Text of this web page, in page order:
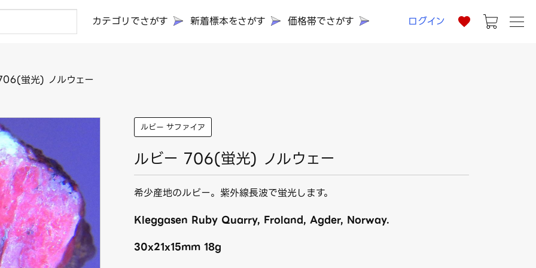
カテゴリでさがす 新着標本をさがす 価格帯でさがす ログイン
蛍光) ノルウェー
ルビー サファイア
ルビー 706(蛍光) ノルウェー
希少産地のルビー。紫外線長波で蛍光します。
Kleggasen Ruby Quarry, Froland, Agder, Norway.
30x21x15mm 18g